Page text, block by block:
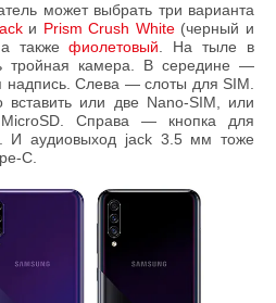
может выбрать три варианта
и Prism Crush White(черный и
а такжефиолетовый. На тыле в
тройная камера. В середине —
Слева — слоты для SIM.
или две Nano-SIM, или
Справа — кнопка для
И аудиовыход jack 3.5 мм тоже
C.